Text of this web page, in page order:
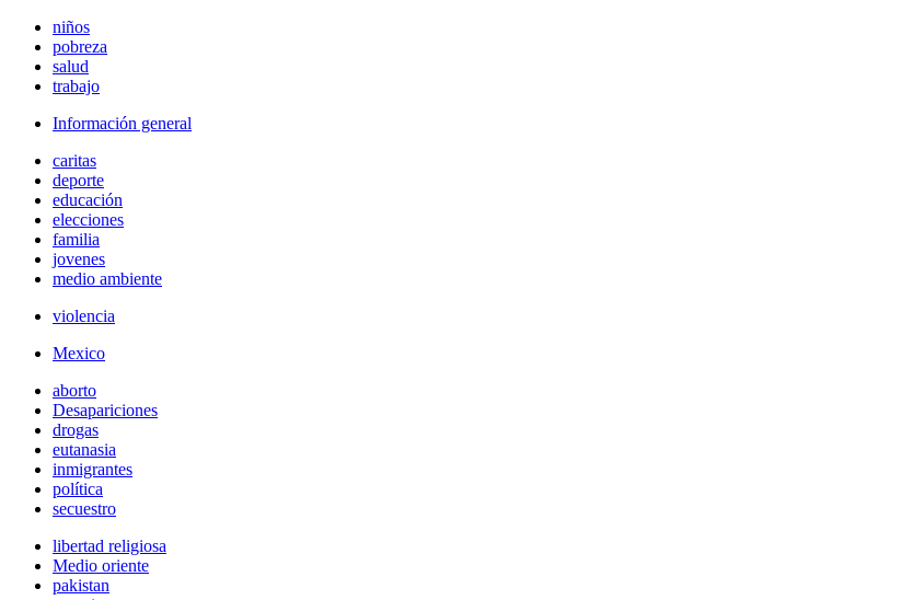
niños
pobreza
salud
trabajo
Información general
caritas
deporte
educación
elecciones
familia
jovenes
medio ambiente
violencia
Mexico
aborto
Desapariciones
drogas
eutanasia
inmigrantes
política
secuestro
libertad religiosa
Medio oriente
pakistan